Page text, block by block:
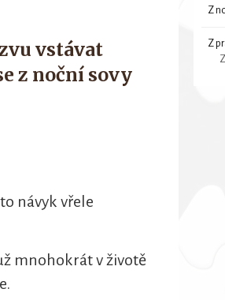
vstávat
z noční sovy
návyk vřele
mnohokrát v životě
Z
Z